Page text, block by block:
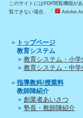
このサイトにはPDF閲覧機能が
覧できない場合、「
Adobe
トップページ
教育システム
教育システム・小学
教育システム・中学
指導教科/授業料
教師陣紹介
創業者あいさつ
塾長・教師陣紹介